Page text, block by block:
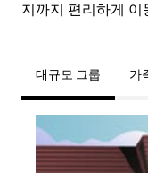
지까지 편리하게
대규모 그룹 가